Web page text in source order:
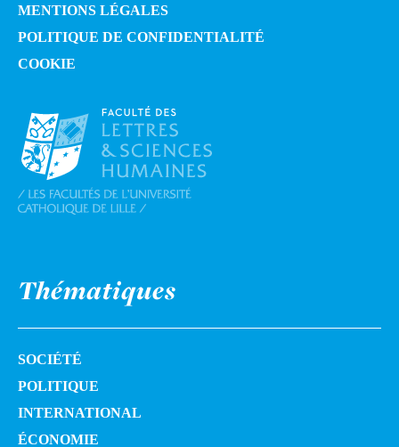
MENTIONS LÉGALES
POLITIQUE DE CONFIDENTIALITÉ
COOKIE
Thématiques
SOCIÉTÉ
POLITIQUE
INTERNATIONAL
ÉCONOMIE